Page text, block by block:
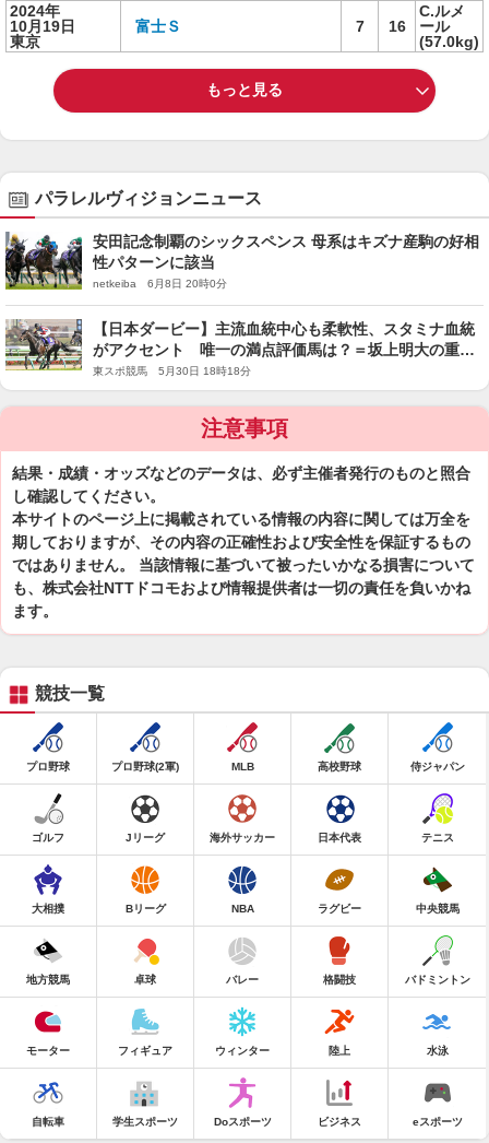
2024年
10月19日
東京
富士Ｓ 7 16
C.ルメ
ール
(57.0kg)
もっと見る
パラレルヴィジョンニュース
安田記念制覇のシックスペンス 母系はキズナ産駒の好相
性パターンに該当
netkeiba 6月8日 20時0分
【日本ダービー】主流血統中心も柔軟性、スタミナ血統
がアクセント 唯一の満点評価馬は？＝坂上明大の重賞
血統査定
東スポ競馬 5月30日 18時18分
注意事項
結果・成績・オッズなどのデータは、必ず主催者発行のものと照合
し確認してください。
本サイトのページ上に掲載されている情報の内容に関しては万全を
期しておりますが、その内容の正確性および安全性を保証するもの
ではありません。 当該情報に基づいて被ったいかなる損害について
も、株式会社NTTドコモおよび情報提供者は一切の責任を負いかね
ます。
競技一覧
プロ野球 プロ野球(2軍) MLB 高校野球 侍ジャパン
ゴルフ Jリーグ 海外サッカー 日本代表 テニス
大相撲 Bリーグ NBA ラグビー 中央競馬
地方競馬 卓球 バレー 格闘技 バドミントン
モーター フィギュア ウィンター 陸上 水泳
自転車 学生スポーツ Doスポーツ ビジネス eスポーツ